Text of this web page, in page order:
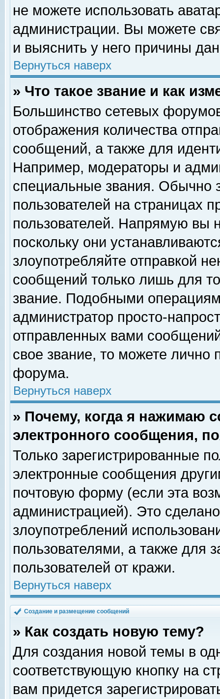
не можете использовать
администрации. Вы можете
и выяснить у него причины
Вернуться наверх
» Что такое звание и как
Большинство сетевых
отображения количества
сообщений, а также для
Например, модераторы и
специальные звания. Обычно
пользователей на страницах
пользователей. Напрямую вы
поскольку они
злоупотребляйте отправкой
сообщений только лишь для
звание. Подобными
администратор просто-
отправленных вами
свое звание, то можете лично
форума.
Вернуться наверх
» Почему, когда я нажимаю
электронного сообщения,
Только зарегистрированные
электронные сообщения
почтовую форму (если эта
администрацией). Это
злоупотреблений
пользователями, а также для
пользователей от кражи.
Вернуться наверх
Создание и размещение сообщений
» Как создать новую тему?
Для создания новой темы в
соответствующую кнопку на
вам придется